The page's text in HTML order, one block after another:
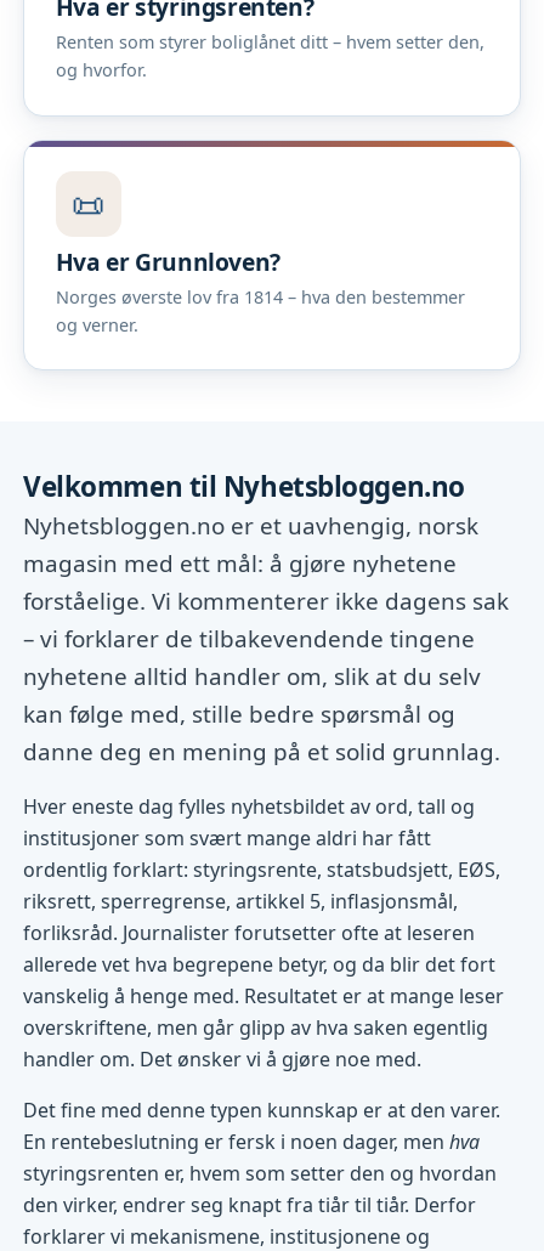
Hva er styringsrenten?
Renten som styrer boliglånet ditt – hvem setter den,
og hvorfor.
📜
Hva er Grunnloven?
Norges øverste lov fra 1814 – hva den bestemmer
og verner.
Velkommen til Nyhetsbloggen.no
Nyhetsbloggen.no er et uavhengig, norsk
magasin med ett mål: å gjøre nyhetene
forståelige. Vi kommenterer ikke dagens sak
– vi forklarer de tilbakevendende tingene
nyhetene alltid handler om, slik at du selv
kan følge med, stille bedre spørsmål og
danne deg en mening på et solid grunnlag.
Hver eneste dag fylles nyhetsbildet av ord, tall og
institusjoner som svært mange aldri har fått
ordentlig forklart: styringsrente, statsbudsjett, EØS,
riksrett, sperregrense, artikkel 5, inflasjonsmål,
forliksråd. Journalister forutsetter ofte at leseren
allerede vet hva begrepene betyr, og da blir det fort
vanskelig å henge med. Resultatet er at mange leser
overskriftene, men går glipp av hva saken egentlig
handler om. Det ønsker vi å gjøre noe med.
Det fine med denne typen kunnskap er at den varer.
En rentebeslutning er fersk i noen dager, menhva
styringsrenten er, hvem som setter den og hvordan
den virker, endrer seg knapt fra tiår til tiår. Derfor
forklarer vi mekanismene, institusjonene og